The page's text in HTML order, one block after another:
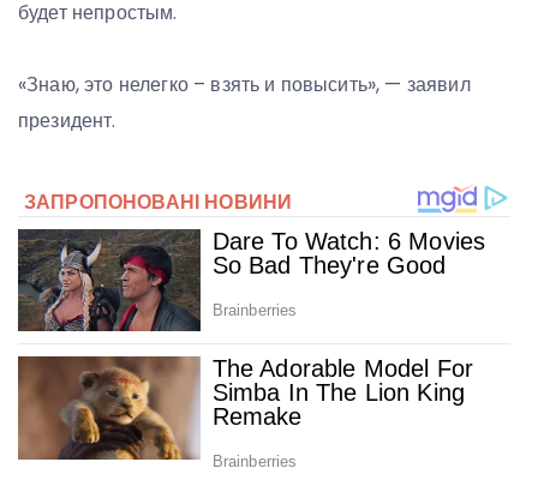
будет непростым.
«Знаю, это нелегко – взять и повысить», — заявил
президент.